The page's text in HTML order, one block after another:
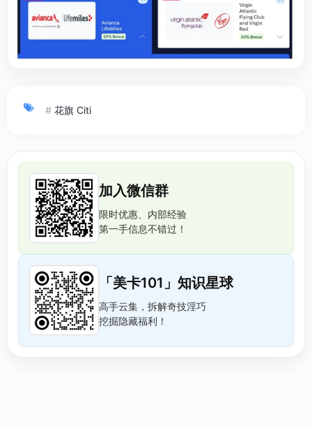
# 花旗 Citi
加入微信群
限时优惠、内部经验
第一手信息不错过！
「美卡101」知识星球
高手云集，拆解奇技淫巧
挖掘隐藏福利！